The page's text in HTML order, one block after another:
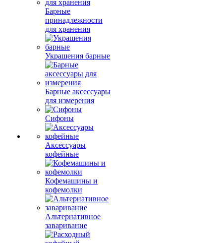
Барные
принадлежности
для хранения
Украшения барные
Барные аксессуары
для измерения
Сифоны
Аксессуары
кофейные
Кофемашины и
кофемолки
Альтернативное
заваривание